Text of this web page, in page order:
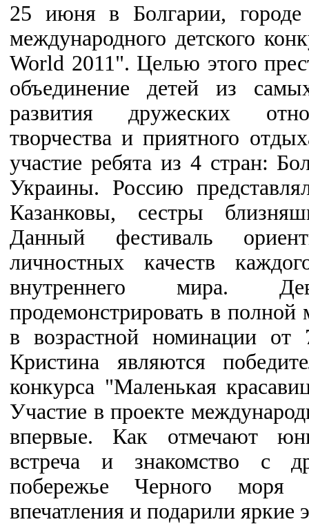
25 июня в Болгарии, городе
международного детского
World 2011". Целью этого
объединение детей из
развития дружеских
творчества и приятного
участие ребята из 4 стран:
Украины. Россию
Казанковы, сестры
Данный фестиваль
личностных качеств
внутреннего мира.
продемонстрировать в
в возрастной номинации
Кристина являются
конкурса "Маленькая
Участие в проекте
впервые. Как отмечают
встреча и знакомство с
побережье Черного моря
впечатления и подарили яркие